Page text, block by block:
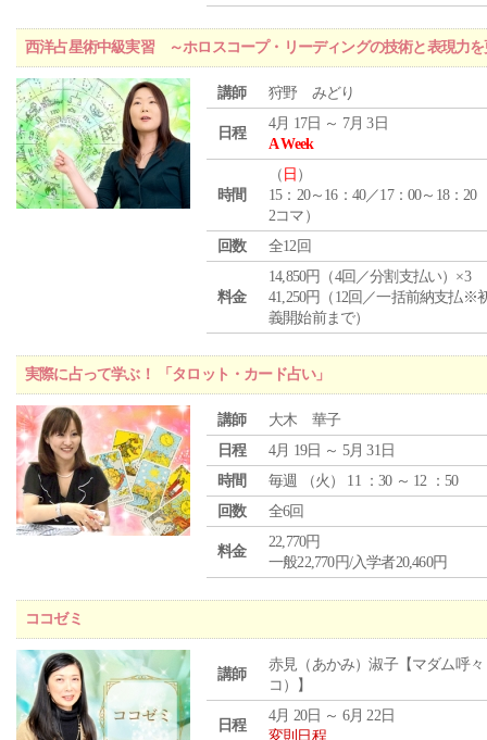
西洋占星術中級実習 ～ホロスコープ・リーディングの技術と表現力
講師 狩野 みどり
日程
4月 17日 ～ 7月 3日
A Week
時間
（ 日 ）
15：20～16：40／17：00～18：20
2コマ）
回数
全12回
料金
14,850円（4回／分割支払い）×3
41,250円（12回／一括前納支払※
義開始前まで）
実際に占って学ぶ！ 「タロット・カード占い」
講師
大木 華子
日程
4月 19日 ～ 5月 31日
時間
毎週 （火 ） 11 ：30 ～ 12 ：50
回数
全6回
料金
22,770円
一般22,770円/入学者20,460円
ココゼミ
講師
赤見（あかみ）淑子【マダム呼々
コ）】
日程
4月 20日 ～ 6月 22日
変則日程